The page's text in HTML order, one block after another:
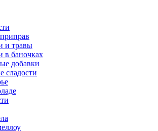
и травы
в баночках
добавки
сладости